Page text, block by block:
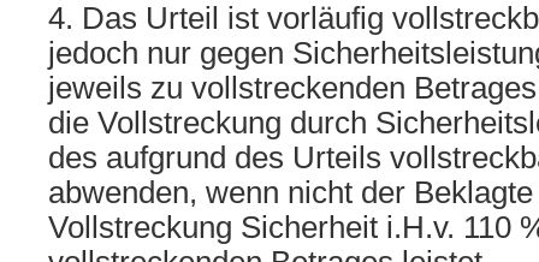
4. Das Urteil ist vorläufig
jedoch nur gegen
jeweils zu vollstreckenden
die Vollstreckung durch
des aufgrund des Urteils
abwenden, wenn nicht der
Vollstreckung Sicherheit i.H.v. 110